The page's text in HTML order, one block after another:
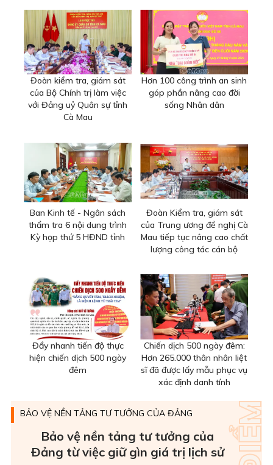
Đoàn kiểm tra, giám sát
của Bộ Chính trị làm việc
với Đảng uỷ Quân sự tỉnh
Cà Mau
Hơn 100 công trình an sinh
góp phần nâng cao đời
sống Nhân dân
Ban Kinh tế - Ngân sách
thẩm tra 6 nội dung trình
Kỳ họp thứ 5 HĐND tỉnh
Đoàn Kiểm tra, giám sát
của Trung ương đề nghị Cà
Mau tiếp tục nâng cao chất
lượng công tác cán bộ
Đẩy nhanh tiến độ thực
hiện chiến dịch 500 ngày
đêm
Chiến dịch 500 ngày đêm:
Hơn 265.000 thân nhân liệt
sĩ đã được lấy mẫu phục vụ
xác định danh tính
BẢO VỆ NỀN TẢNG TƯ TƯỞNG CỦA ĐẢNG
Bảo vệ nền tảng tư tưởng của
Ðảng từ việc giữ gìn giá trị lịch sử